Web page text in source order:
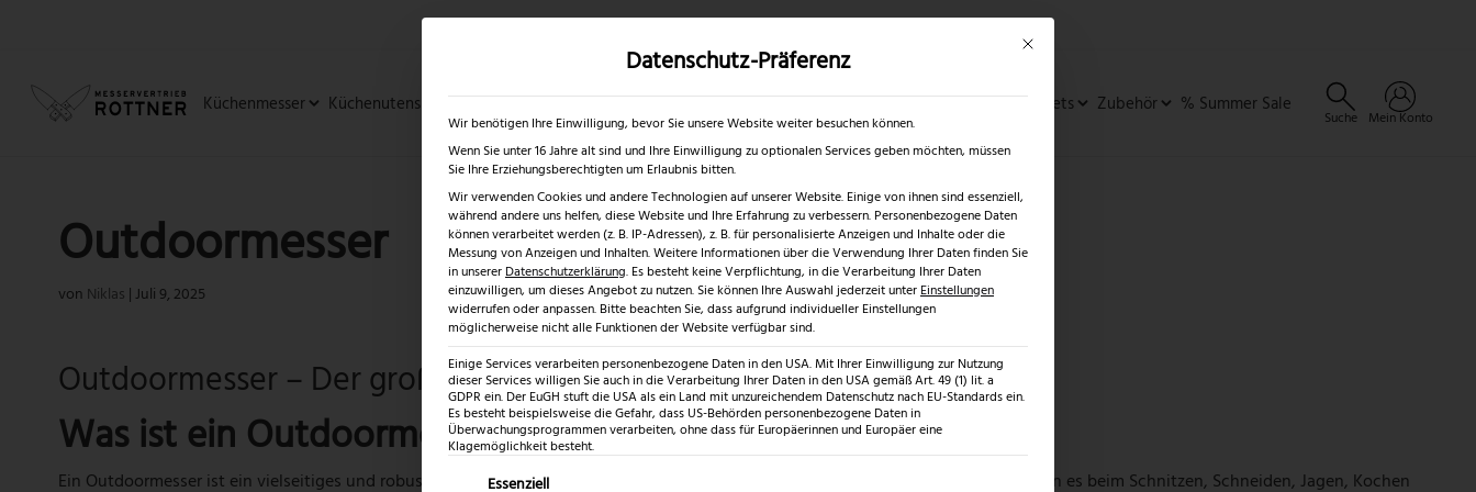
✓ ×
Küchenmesser Küchenutensilien Jagd- & Outdoormesser Rasur & Nagelpflege Scheren Geschenkideen & Sets Zubehör % Summer Sale
Suche Mein Konto
Outdoormesser
von Niklas | Juli 9, 2025
Outdoormesser – Der große Ratgeber
Was ist ein Outdoormesser?
Ein Outdoormesser ist ein vielseitiges und robustes Werkzeug, das speziell für den Einsatz in der Natur entwickelt wurde. Sie können es beim Schnitzen, Schneiden, Jagen, Kochen
Mit diesem Button wird der Dialog geschlossen. Seine Funktionalität ist
Datenschutz-Präferenz
Wir benötigen Ihre Einwilligung, bevor Sie unsere Website weiter besuchen können.
Wenn Sie unter 16 Jahre alt sind und Ihre Einwilligung zu optionalen Services geben möchten, müssen
Sie Ihre Erziehungsberechtigten um Erlaubnis bitten.
Wir verwenden Cookies und andere Technologien auf unserer Website. Einige von ihnen sind essenziell,
während andere uns helfen, diese Website und Ihre Erfahrung zu verbessern. Personenbezogene Daten
können verarbeitet werden (z. B. IP-Adressen), z. B. für personalisierte Anzeigen und Inhalte oder die
Messung von Anzeigen und Inhalten.Weitere Informationen über die Verwendung Ihrer Daten finden Sie
in unserer Datenschutzerklärung. Es besteht keine Verpflichtung, in die Verarbeitung Ihrer Daten
einzuwilligen, um dieses Angebot zu nutzen.Sie können Ihre Auswahl jederzeit unter Einstellungen
widerrufen oder anpassen. Bitte beachten Sie, dass aufgrund individueller Einstellungen
möglicherweise nicht alle Funktionen der Website verfügbar sind.
Einige Services verarbeiten personenbezogene Daten in den USA. Mit Ihrer Einwilligung zur Nutzung
dieser Services willigen Sie auch in die Verarbeitung Ihrer Daten in den USA gemäß Art. 49 (1) lit. a
GDPR ein. Der EuGH stuft die USA als ein Land mit unzureichendem Datenschutz nach EU-Standards ein.
Es besteht beispielsweise die Gefahr, dass US-Behörden personenbezogene Daten in
Überwachungsprogrammen verarbeiten, ohne dass für Europäerinnen und Europäer eine
Klagemöglichkeit besteht.
Es folgt eine Liste der Service-Gruppen, für die eine Einwilligung erteilt werden kann. Die erste Service-Gruppe ist essenziell und kann
Essenziell